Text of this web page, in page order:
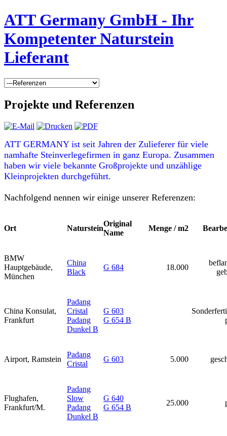
ATT Germany GmbH - Ihr
Kompetenter Naturstein
Lieferant
Projekte und Referenzen
ATT GERMANY ist seit Jahren der Zulieferer für viele
namhafte Steinverlegefirmen in ganz Europa. Zusammen
haben wir viele bekannte Großprojekte und unzählige
Kleinprojekten durchgeführt.
Nachfolgend nennen wir einige unserer Referenzen:
Ort Naturstein
Original
Name
Menge / m2
BMW
Hauptgebäude,
München
China
Black
G 684 18.000
China Konsulat,
Frankfurt
Padang
Cristal
Padang
Dunkel B
G 603
G 654 B
Airport, Ramstein
Padang
Cristal
G 603 5.000
Flughafen,
Frankfurt/M.
Padang
Slow
Padang
Dunkel B
G 640
G 654 B
25.000